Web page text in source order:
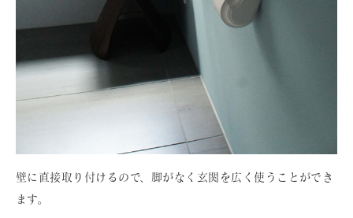
壁に直接取り付けるので、脚がなく玄関を広く使うことができ
ます。